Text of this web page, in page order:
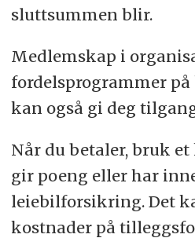
sluttsummen blir.
Medlemskap i
fordelsprogrammer
kan også gi deg
Når du betaler, bruk
gir poeng eller har
leiebilforsikring. Det
kostnader på